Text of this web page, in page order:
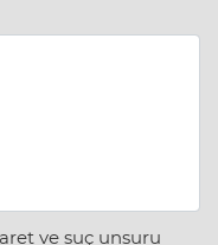
ve suç unsuru